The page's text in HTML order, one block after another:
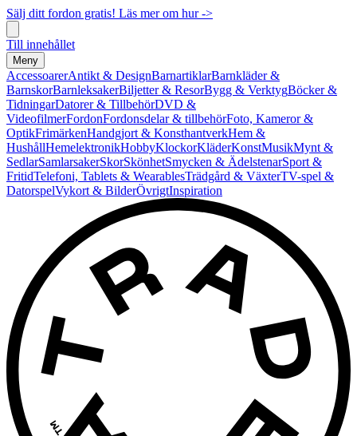
Sälj ditt fordon gratis! Läs mer om hur ->
Till innehållet
Meny
AccessoarerAntikt & DesignBarnartiklarBarnkläder &
BarnskorBarnleksakerBiljetter & ResorBygg & VerktygBöcker &
TidningarDatorer & TillbehörDVD &
VideofilmerFordonFordonsdelar & tillbehörFoto, Kameror &
OptikFrimärkenHandgjort & KonsthantverkHem &
HushållHemelektronikHobbyKlockorKläderKonstMusikMynt &
SedlarSamlarsakerSkorSkönhetSmycken & ÄdelstenarSport &
FritidTelefoni, Tablets & WearablesTrädgård & VäxterTV-spel &
DatorspelVykort & BilderÖvrigtInspiration